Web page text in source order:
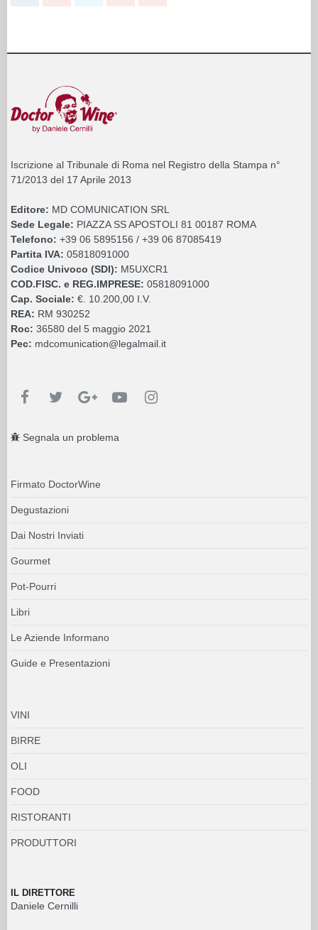
Iscrizione al Tribunale di Roma nel Registro della Stampa n°
71/2013 del 17 Aprile 2013
Editore: MD COMUNICATION SRL
Sede Legale: PIAZZA SS APOSTOLI 81 00187 ROMA
Telefono: +39 06 5895156 / +39 06 87085419
Partita IVA: 05818091000
Codice Univoco (SDI): M5UXCR1
COD.FISC. e REG.IMPRESE: 05818091000
Cap. Sociale: €. 10.200,00 I.V.
REA: RM 930252
Roc: 36580 del 5 maggio 2021
Pec: mdcomunication@legalmail.it
Segnala un problema
Firmato DoctorWine
Degustazioni
Dai Nostri Inviati
Gourmet
Pot-Pourri
Libri
Le Aziende Informano
Guide e Presentazioni
VINI
BIRRE
OLI
FOOD
RISTORANTI
PRODUTTORI
IL DIRETTORE
Daniele Cernilli